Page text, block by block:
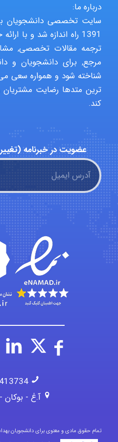
درباره ما:
سایت تخصصی دانشجویان
1391 راه اندازه شد و با
ترجمه مقالات تخصصی,
مرجع, برای دانشجویان و
شناخته شود و همواره سعی می
ترین متدها رضایت مشتریان
کند.
عضویت در خبرنامه
آ.غ - بوکان -
تمام حقوق مادی و معنوی برای دانشجویان